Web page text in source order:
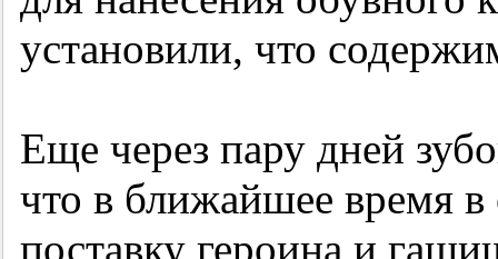
установили, что
Еще через пару дней
что в ближайшее время
поставку героина и